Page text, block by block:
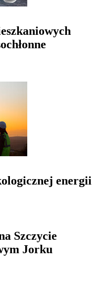
energii
Szczycie
Jorku